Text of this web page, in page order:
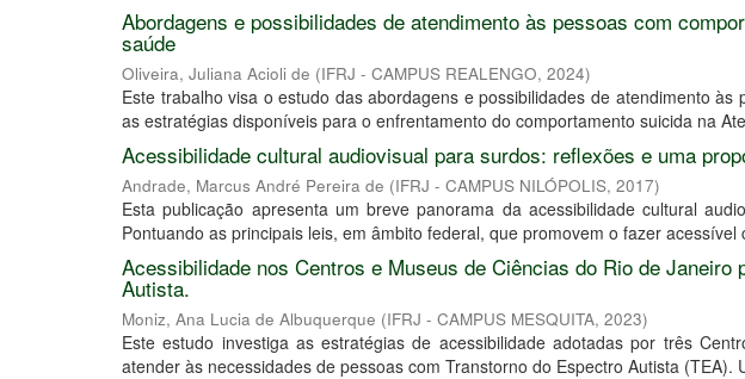
Abordagens e possibilidades de atendimento às pessoas com
saúde
Oliveira, Juliana Acioli de (IFRJ - CAMPUS REALENGO, 2024)
Este trabalho visa o estudo das abordagens e possibilidades de atendimento
as estratégias disponíveis para o enfrentamento do comportamento suicida na
Acessibilidade cultural audiovisual para surdos: reflexões e uma
Andrade, Marcus André Pereira de (IFRJ - CAMPUS NILÓPOLIS, 2017)
Esta publicação apresenta um breve panorama da acessibilidade cultural
Pontuando as principais leis, em âmbito federal, que promovem o fazer acessível
Acessibilidade nos Centros e Museus de Ciências do Rio de
Autista.
Moniz, Ana Lucia de Albuquerque (IFRJ - CAMPUS MESQUITA, 2023)
Este estudo investiga as estratégias de acessibilidade adotadas por três
atender às necessidades de pessoas com Transtorno do Espectro Autista (TEA).